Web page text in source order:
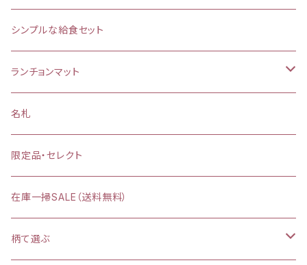
(大)約 縦37×横34マチ＋8cm
お弁当袋
【給食袋・おやつ袋】約 縦25×20cm
シンプルな給食セット
ランチョンマット
縦25×横35cm
縦30×横40cm
名札
限定品・セレクト
在庫一掃SALE（送料無料）
柄て選ぶ